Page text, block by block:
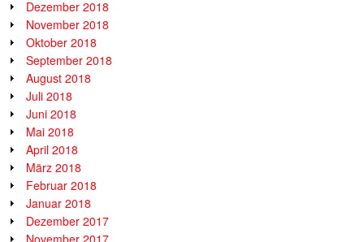
Dezember 2018
November 2018
Oktober 2018
September 2018
August 2018
Juli 2018
Juni 2018
Mai 2018
April 2018
März 2018
Februar 2018
Januar 2018
Dezember 2017